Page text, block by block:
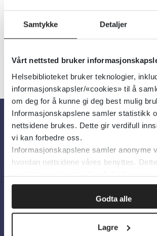
Samtykke Detaljer
Vårt nettsted bruker
Helsebiblioteket bruker teknologier,
informasjonskapsler/«cookies» til å
om deg for å kunne gi deg best mulig
Informasjonskapslene samler statistikk
nettsidene brukes. Dette gir verdifull
vi kan forbedre oss.
Informasjonskapslene samler anonyme
hvordan nettsidene våres benyttes.
innsikt som gjør at vi kan forbedre oss.
Godta alle
Lagre
Detaljer
Om oss
Om Helsebiblioteket
Personvern og informasjonskapsler
Tilgjengelighetserklæring